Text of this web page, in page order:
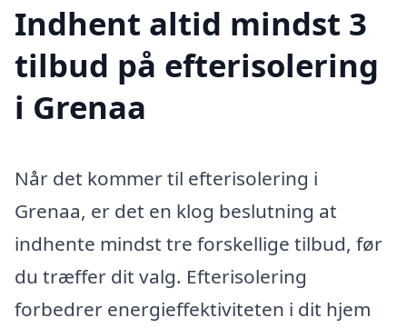
Indhent altid mindst 3
tilbud på efterisolering
i Grenaa
Når det kommer til efterisolering i
Grenaa, er det en klog beslutning at
indhente mindst tre forskellige tilbud, før
du træffer dit valg. Efterisolering
forbedrer energieffektiviteten i dit hjem